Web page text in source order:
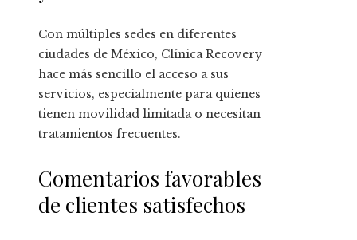
Con múltiples sedes en diferentes
ciudades de México, Clínica Recovery
hace más sencillo el acceso a sus
servicios, especialmente para quienes
tienen movilidad limitada o necesitan
tratamientos frecuentes.
Comentarios favorables
de clientes satisfechos